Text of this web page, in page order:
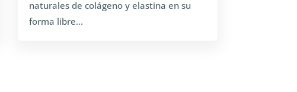
naturales de colágeno y elastina en su
forma libre...